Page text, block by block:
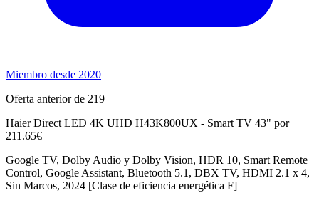
Miembro desde 2020
Oferta anterior de 219
Haier Direct LED 4K UHD H43K800UX - Smart TV 43" por
211.65€
Google TV, Dolby Audio y Dolby Vision, HDR 10, Smart Remote
Control, Google Assistant, Bluetooth 5.1, DBX TV, HDMI 2.1 x 4,
Sin Marcos, 2024 [Clase de eficiencia energética F]